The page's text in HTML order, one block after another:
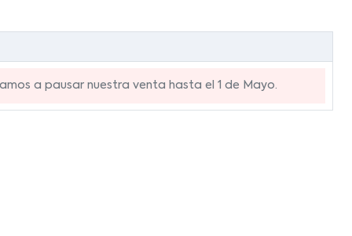
a pausar nuestra venta hasta el 1 de Mayo.